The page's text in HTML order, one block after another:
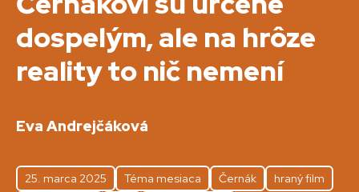
dospelým, ale na hrôze
reality to nič nemení
Eva Andrejčáková
25. marca 2025 Téma mesiaca Černák
hraný film